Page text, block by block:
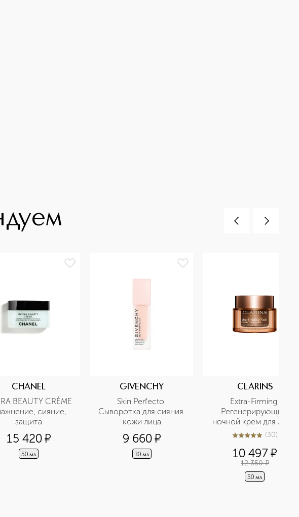
CHANEL
BEAUTY CRÈME
сияние,
защита
15 420¤
50 мл
GIVENCHY
Skin Perfecto
Сыворотка для сияния
кожи лица
9 660¤
30 мл
CLARINS
Extra-Firming
Регенерирующий
ночной крем для лица
для любого типа кожи
5из 530 (30)
10 497¤
12 350 ¤
50 мл